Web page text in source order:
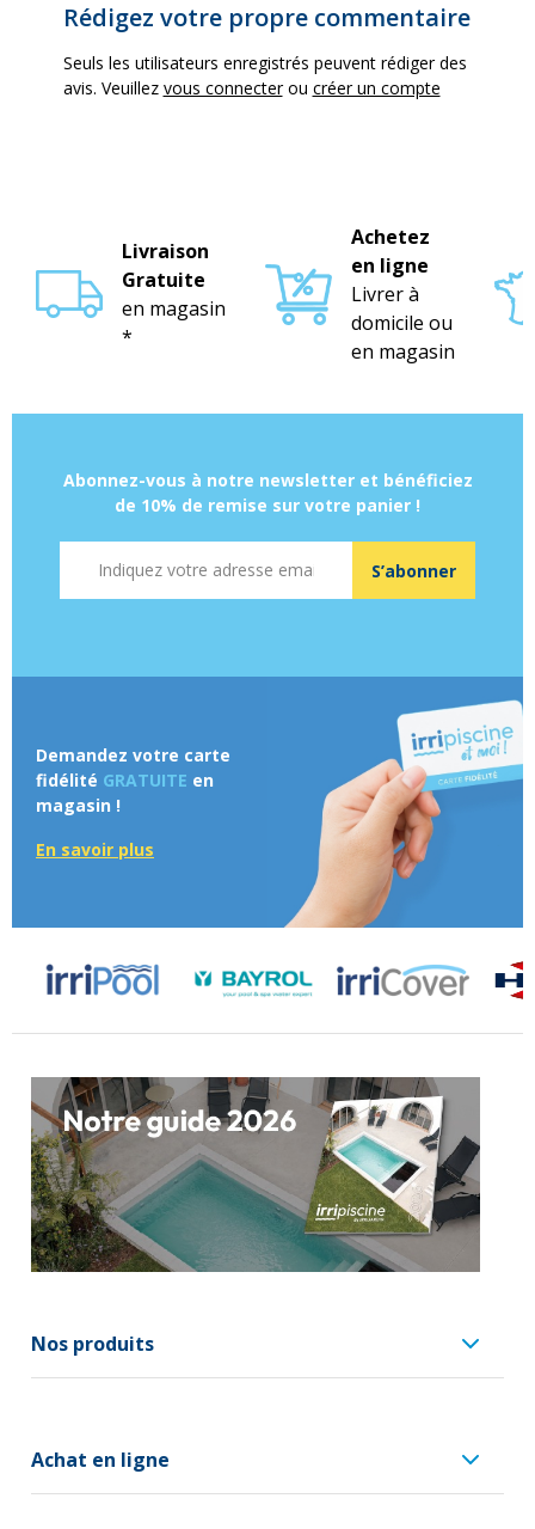
Rédigez votre propre commentaire
Seuls les utilisateurs enregistrés peuvent rédiger des
avis. Veuillez vous connecterou créer un compte
Livraison
Gratuite
en magasin
*
Achetez
en ligne
Livrer à
domicile ou
en magasin
Abonnez-vous à notre newsletter et bénéficiez
de 10% de remise sur votre panier !
S’abonner
Demandez votre carte
fidélité GRATUITE en
magasin !
En savoir plus
Nos produits
Achat en ligne